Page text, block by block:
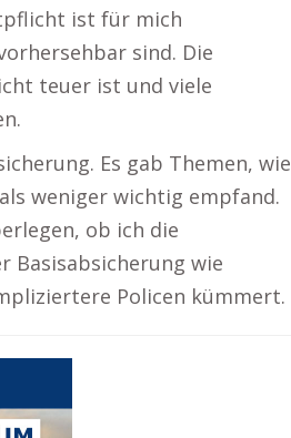
ist für mich
sind. Die
teuer ist und viele
Es gab Themen, wie
weniger wichtig empfand.
ob ich die
Basisabsicherung wie
Policen kümmert.